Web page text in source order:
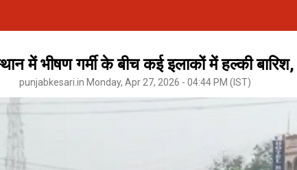
में भीषण गर्मी के बीच कई इलाकों में हल्की
punjabkesari.in Monday, Apr 27, 2026 - 04:44 PM (IST)